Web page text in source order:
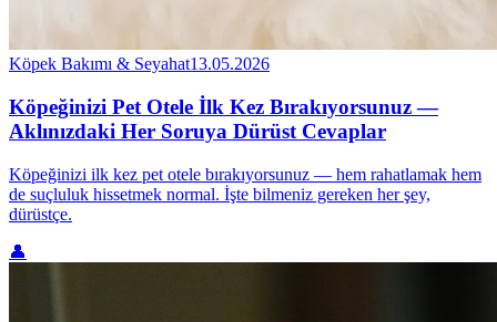
Köpek Bakımı & Seyahat13.05.2026
Köpeğinizi Pet Otele İlk Kez Bırakıyorsunuz —
Aklınızdaki Her Soruya Dürüst Cevaplar
Köpeğinizi ilk kez pet otele bırakıyorsunuz — hem rahatlamak hem
de suçluluk hissetmek normal. İşte bilmeniz gereken her şey,
dürüstçe.
👤